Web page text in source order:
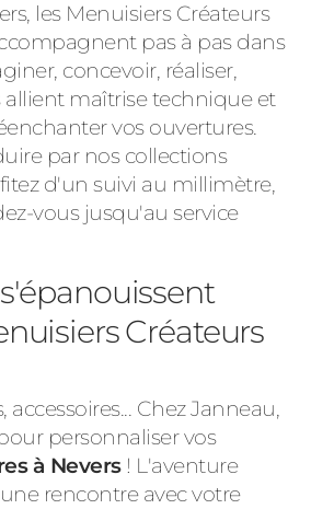
les Menuisiers Créateurs
pas à pas dans
concevoir, réaliser,
allient maîtrise technique et
vos ouvertures.
par nos collections
d'un suivi au millimètre,
vous jusqu'au service
Créateurs
accessoires... Chez Janneau,
personnaliser vos
à Nevers! L'aventure
rencontre avec votre